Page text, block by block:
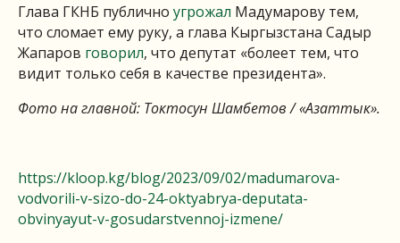
Глава ГКНБ публично угрожал Мадумарову тем,
что сломает ему руку, а глава Кыргызстана Садыр
Жапаров говорил, что депутат «болеет тем, что
видит только себя в качестве президента».
Фото на главной: Токтосун Шамбетов / «Азаттык».
https://kloop.kg/blog/2023/09/02/madumarova-
vodvorili-v-sizo-do-24-oktyabrya-deputata-
obvinyayut-v-gosudarstvennoj-izmene/